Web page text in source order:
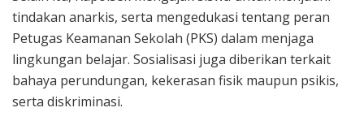
tindakan anarkis, serta mengedukasi tentang peran
Petugas Keamanan Sekolah (PKS) dalam menjaga
lingkungan belajar. Sosialisasi juga diberikan terkait
bahaya perundungan, kekerasan fisik maupun psikis,
serta diskriminasi.